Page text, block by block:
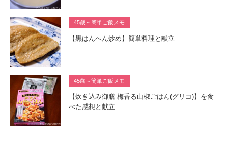
45歳～簡単ご飯メモ
【黒はんぺん炒め】簡単料理と献立
45歳～簡単ご飯メモ
【炊き込み御膳 梅香る山椒ごはん(グリコ)】を食
べた感想と献立